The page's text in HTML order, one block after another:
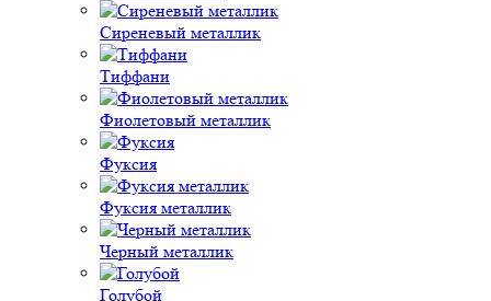
Сиреневый металлик
Тиффани
Фиолетовый металлик
Фуксия
Фуксия металлик
Черный металлик
Голубой